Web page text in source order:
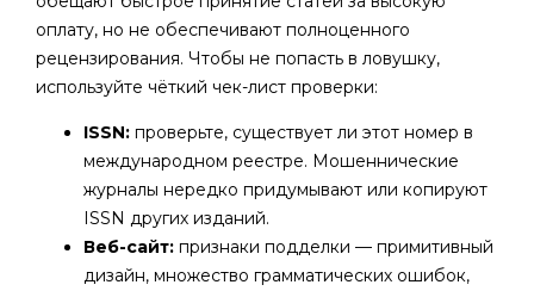
оплату, но не обеспечивают полноценного
рецензирования. Чтобы не попасть в ловушку,
используйте чёткий чек-лист проверки:
ISSN: проверьте, существует ли этот номер в
международном реестре. Мошеннические
журналы нередко придумывают или копируют
ISSN других изданий.
Веб-сайт: признаки подделки — примитивный
дизайн, множество грамматических ошибок,